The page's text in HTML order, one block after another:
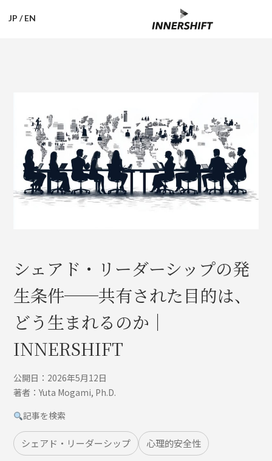
JP /EN
シェアド・リーダーシップの発
生条件──共有された目的は、
どう生まれるのか｜
INNERSHIFT
公開日：2026年5月12日
著者：Yuta Mogami, Ph.D.
記事を検索
シェアド・リーダーシップ 心理的安全性